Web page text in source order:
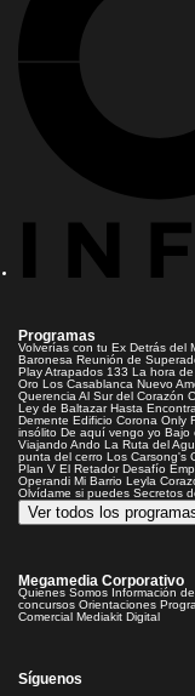
Programas
Volverías con tu Ex Detrás del
Baronesa Reunión de
PlayAtrapados 133 La hora
Oro Los Casablanca Nuevo
Querencia Al Sur del Corazón
Ley de Baltazar Hasta
Demente Edificio Corona Only
insólito De aquí vengo yo Bajo
Viajando Ando La Ruta del
punta del cerro Los Carsong's
Plan V El Retador Desafío
Operandi Mi Barrio Leyla
Olvídame si puedes Secretos
Ver todos los
Megamedia Corporativo
Quienes Somos Información
concursos Orientaciones
Comercial Mediakit Digital
Síguenos